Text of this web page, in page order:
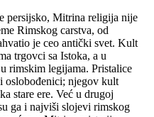
persijsko, Mitrina religija nije
Rimskog carstva, od
je ceo antički svet. Kult
trgovci sa Istoka, a u
rimskim legijama. Pristalice
njegov kult
stare ere. Već u drugoj
ga i najviši slojevi rimskog